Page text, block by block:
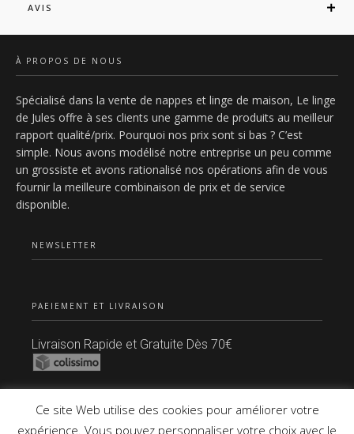
AVIS
À PROPOS DE NOUS
Spécialisé dans la vente de nappes et linge de maison, Le linge
de Jules offre à ses clients une gamme de produits au meilleur
rapport qualité/prix. Pourquoi nos prix sont si bas ? C’est
simple. Nous avons modélisé notre entreprise un peu comme
un grossiste et avons rationalisé nos opérations afin de vous
fournir la meilleure combinaison de prix et de service
disponible.
NEWSLETTER
PAEIEMENT ET LIVRAISON
Livraison Rapide et Gratuite Dès 70€
Ce site Web utilise des cookies pour améliorer votre
expérience. Vous pouvez personnaliser votre choix avec le